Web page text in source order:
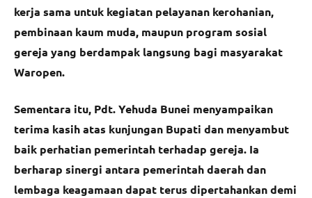
kerja sama untuk kegiatan pelayanan kerohanian,
pembinaan kaum muda, maupun program sosial
gereja yang berdampak langsung bagi masyarakat
Waropen.
Sementara itu, Pdt. Yehuda Bunei menyampaikan
terima kasih atas kunjungan Bupati dan menyambut
baik perhatian pemerintah terhadap gereja. Ia
berharap sinergi antara pemerintah daerah dan
lembaga keagamaan dapat terus dipertahankan demi